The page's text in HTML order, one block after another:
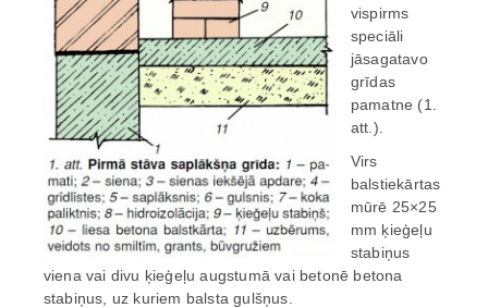
vispirms
speciāli
jāsagatavo
grīdas
pamatne (1.
att.).
Virs
balstiekārtas
mūrē 25×25
mm ķieģeļu
stabiņus
viena vai divu ķieģeļu augstumā vai betonē betona
stabiņus, uz kuriem balsta gulšņus.